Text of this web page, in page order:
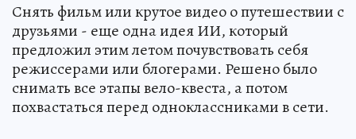
Снять фильм или крутое видео о путешествии с
друзьями - еще одна идея ИИ, который
предложил этим летом почувствовать себя
режиссерами или блогерами. Решено было
снимать все этапы вело-квеста, а потом
похвастаться перед одноклассниками в сети.